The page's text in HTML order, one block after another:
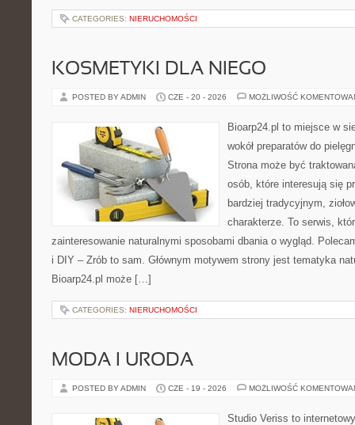
CATEGORIES: NIERUCHOMOŚCI
KOSMETYKI DLA NIEGO
POSTED BY ADMIN CZE - 20 - 2026 MOŻLIWOŚĆ
Bioarp24.pl to miejsce w
wokół preparatów do
Strona może być
osób, które interesują się
bardziej tradycyjnym,
charakterze. To serwis,
zainteresowanie naturalnymi sposobami dbania o wygląd.
i DIY – Zrób to sam. Głównym motywem strony jest tematyka
Bioarp24.pl może […]
CATEGORIES: NIERUCHOMOŚCI
MODA I URODA
POSTED BY ADMIN CZE - 19 - 2026 MOŻLIWOŚĆ
Studio Veriss to